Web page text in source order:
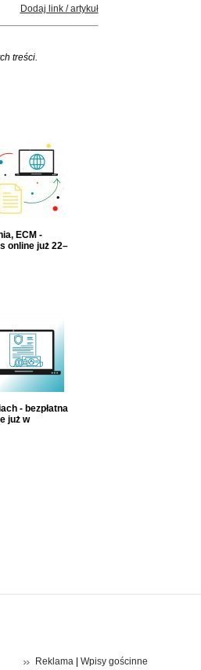
Dodaj link / artykuł
treści.
ECM -
online już 22–
- bezpłatna
już w
Reklama| Wpisy gościnne